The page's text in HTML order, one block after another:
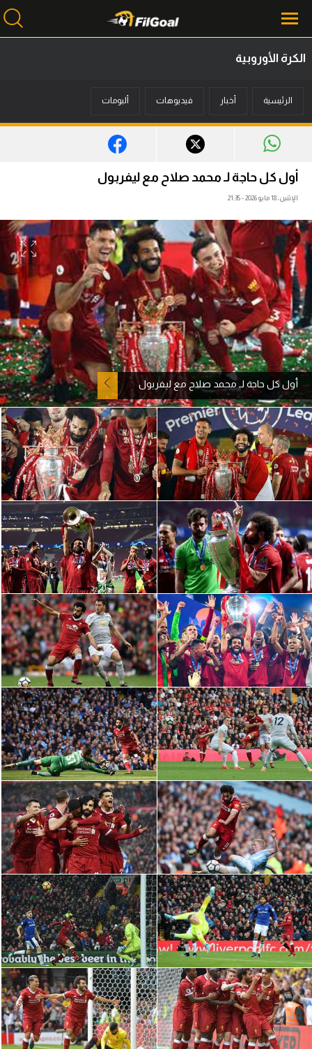
أخبار
ميركاتو
فانتازي في الجول
مسابقة التوقعات
فيديوهات
عدسات
آراء حرة
ركن الألعاب
بطولات
أمريكا 2026
الدوري المصري
الدوري الإنجليزي الممتاز
الدوري الإسباني
الدوري الإيطالي
الدوري الألماني
الدوري الفرنسي
الدوري السعودي للمحترفين
دوري أبطال أوروبا
دوري أبطال إفريقيا
كل البطولات
أقسام
الكرة المصرية
الدوري المصري
الكرة الأوروبية
الكرة الإفريقية
منتخب مصر
سعودي في الجول
الدوري الإنجليزي
الدوري الإسباني
دوري أبطال أوروبا
الكرة الأوروبية
الرئيسية أخبار فيديوهات ألبومات
أول كل حاجة لـ محمد صلاح مع ليفربول
الإثنين، 18 مايو 2026 - 21:35
أول كل حاجة لـ محمد صلاح مع ليفربول